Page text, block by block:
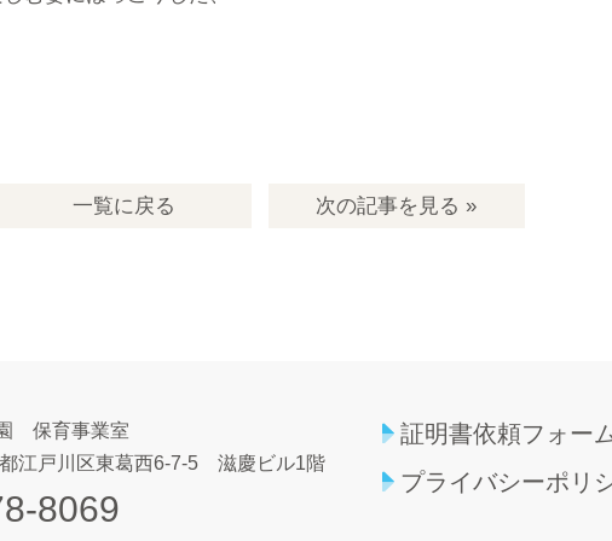
一覧に戻る 次の記事を見る »
保育事業室
江戸川区東葛西6-7-5 滋慶ビル1階
8069
証明書依頼フォー
プライバシーポリ